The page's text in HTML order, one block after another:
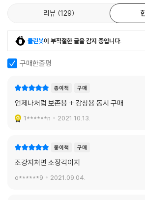
리뷰 129
클린봇이 부적절한 글을 감지 중입니다.
구매한줄평
종이책 구매
언제나처럼 보존용 + 감상용 동시 구매
1******n 2021.10.13.
종이책 구매
조강지처면 소장각이지
o******9 2021.09.04.